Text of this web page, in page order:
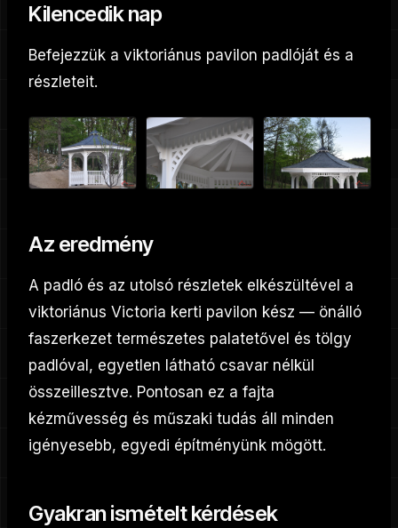
Kilencedik nap
Befejezzük a viktoriánus pavilon padlóját és a
részleteit.
Az eredmény
A padló és az utolsó részletek elkészültével a
viktoriánus Victoria kerti pavilon kész — önálló
faszerkezet természetes palatetővel és tölgy
padlóval, egyetlen látható csavar nélkül
összeillesztve. Pontosan ez a fajta
kézművesség és műszaki tudás áll minden
igényesebb, egyedi építményünk mögött.
Gyakran ismételt kérdések